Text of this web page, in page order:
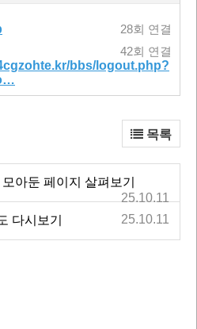
28회 연결
bbs/logout.php?
42회 연결
목록
아둔 페이지 살펴보기
25.10.11
다시보기 25.10.11